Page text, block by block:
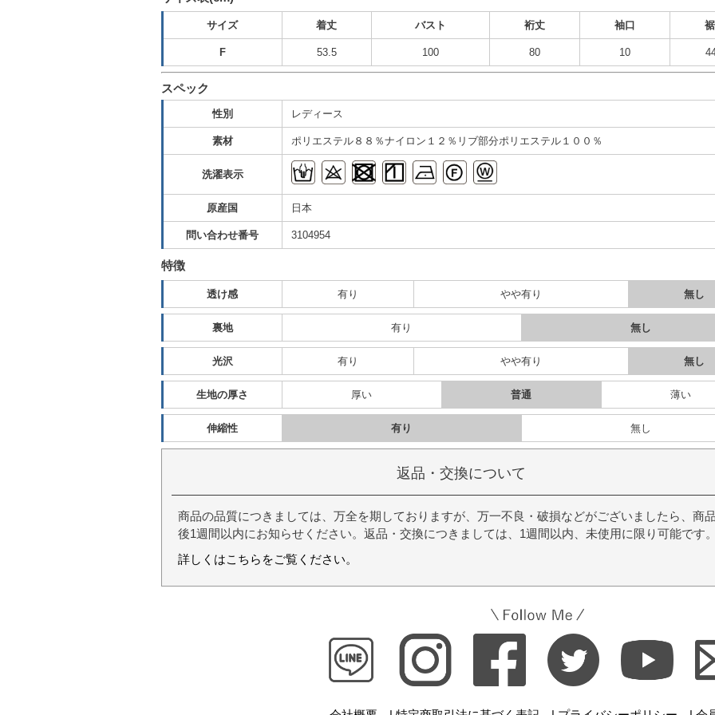
サイズ 着丈 バスト 裄丈 袖口
F 53.5 100 80 10
スペック
性別 レディース
素材 ポリエステル８８％ナイロン１２％リブ部分ポリエステル１００％
洗濯表示
原産国 日本
問い合わせ番号 3104954
特徴
透け感 有り やや有り 無し
裏地 有り 無し
光沢 有り やや有り 無し
生地の厚さ 厚い 普通 薄い
伸縮性 有り 無し
返品・交換について
商品の品質につきましては、万全を期しておりますが、万一不良・破損などがございましたら、商
後1週間以内にお知らせください。返品・交換につきましては、1週間以内、未使用に限り可能です。
詳しくはこちらをご覧ください。